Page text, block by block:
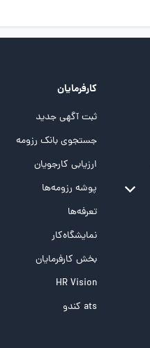
کارفرمایان
ثبت آگهی جدید
جستجوی بانک رزومه
ارزیابی کارجویان
پوشه‌‌ رزومه‌ها
تعرفه‌ها
نمایشگاه‌کار
بخش کارفرمایان
HR Vision
ats کندو